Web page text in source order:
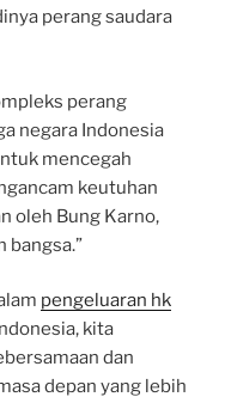
perang saudara
perang
negara Indonesia
mencegah
keutuhan
oleh Bung Karno,
bangsa.”
pengeluaran hk
kita
dan
depan yang lebih